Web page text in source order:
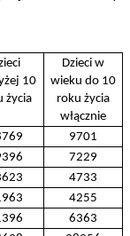
10
życia
Dzieci w
wieku do 10
roku życia
włącznie
9701
7229
4733
4255
6363